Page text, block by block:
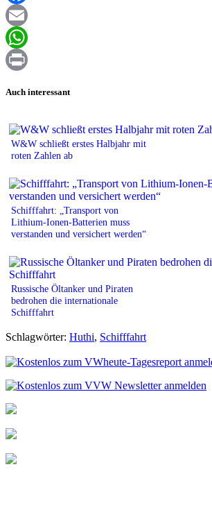
Facebook
Email
WhatsApp
Auch interessant
W&W schließt erstes Halbjahr mit
roten Zahlen ab
Schifffahrt: „Transport von
Lithium-Ionen-Batterien muss
verstanden und versichert werden“
Russische Öltanker und Piraten
bedrohen die internationale
Schifffahrt
Schlagwörter: Huthi, Schifffahrt